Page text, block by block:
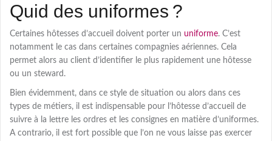
Quid des uniformes ?
Certaines hôtesses d’accueil doivent porter un uniforme. C’est
notamment le cas dans certaines compagnies aériennes. Cela
permet alors au client d’identifier le plus rapidement une hôtesse
ou un steward.
Bien évidemment, dans ce style de situation ou alors dans ces
types de métiers, il est indispensable pour l’hôtesse d’accueil de
suivre à la lettre les ordres et les consignes en matière d’uniformes.
A contrario, il est fort possible que l’on ne vous laisse pas exercer